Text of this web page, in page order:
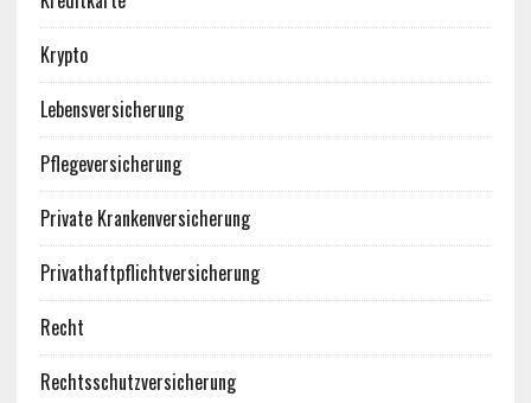
Krypto
Lebensversicherung
Pflegeversicherung
Private Krankenversicherung
Privathaftpflichtversicherung
Recht
Rechtsschutzversicherung